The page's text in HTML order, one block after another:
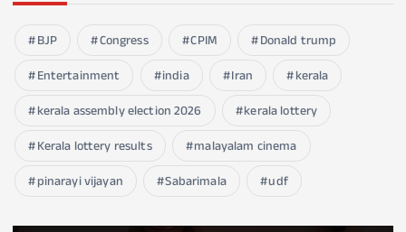
BJP Congress CPIM
Donald trump
Entertainment
india Iran
kerala
kerala assembly election 2026
kerala lottery
Kerala lottery results
malayalam cinema
pinarayi vijayan
Sabarimala udf